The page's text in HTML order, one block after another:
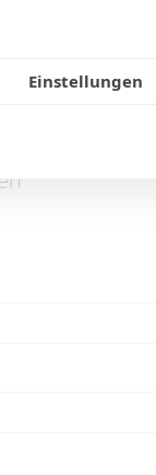
Einstellungen